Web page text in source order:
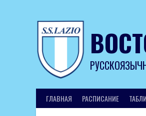
ГЛАВНАЯ РАСПИСАНИЕ